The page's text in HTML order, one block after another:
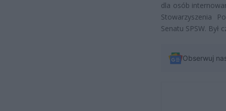
dla osób
Stowarzyszenia
Senatu SPSW. Był
Obserwuj